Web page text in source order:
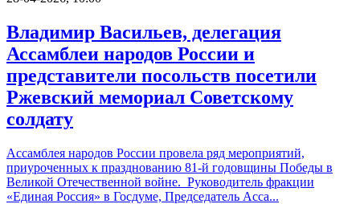
Владимир Васильев, делегация
Ассамблеи народов России и
представители посольств посетили
Ржевский мемориал Советскому
солдату
Ассамблея народов России провела ряд мероприятий,
приуроченных к празднованию 81-й годовщины Победы в
Великой Отечественной войне. Руководитель фракции
«Единая Россия» в Госдуме, Председатель Асса...